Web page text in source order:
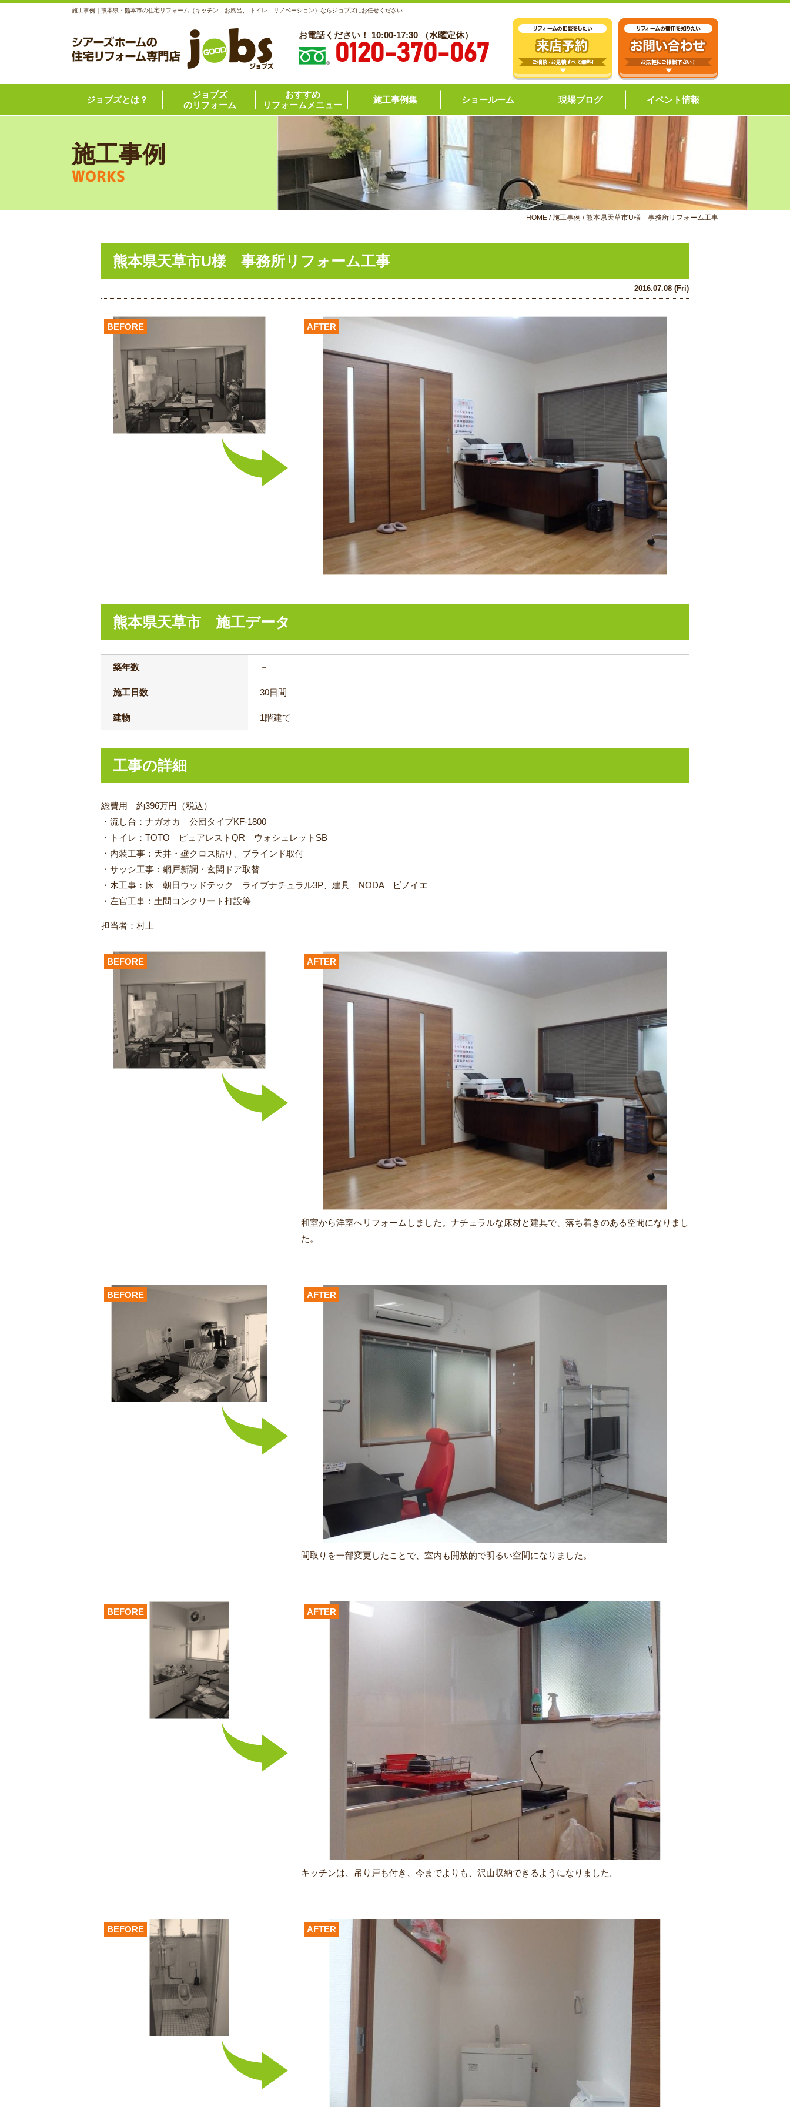
施工事例｜熊本県・熊本市の住宅リフォーム（キッチン、お風呂、 トイレ、リノベーション）ならジョブズにお任せください
お電話ください！ 10:00-17:30 （水曜定休）
0120-370-067
ジョブズとは？
ジョブズ
のリフォーム
おすすめ
リフォームメニュー
施工事例集 ショールーム 現場ブログ イベント情報
施工事例
WORKS
HOME /施工事例 /熊本県天草市U様 事務所リフォーム工事
熊本県天草市U様 事務所リフォーム工事
2016.07.08 (Fri)
AFTER
BEFORE
熊本県天草市 施工データ
築年数 －
施工日数 30日間
建物 1階建て
工事の詳細
総費用 約396万円（税込）
・流し台：ナガオカ 公団タイプKF-1800
・トイレ：TOTO ピュアレストQR ウォシュレットSB
・内装工事：天井・壁クロス貼り、ブラインド取付
・サッシ工事：網戸新調・玄関ドア取替
・木工事：床 朝日ウッドテック ライブナチュラル3P、建具 NODA ビノイエ
・左官工事：土間コンクリート打設等
担当者：村上
AFTER
和室から洋室へリフォームしました。ナチュラルな床材と建具で、落ち着きのある空間になりまし
た。
BEFORE
AFTER
間取りを一部変更したことで、室内も開放的で明るい空間になりました。
BEFORE
AFTER
キッチンは、吊り戸も付き、今までよりも、沢山収納できるようになりました。
BEFORE
AFTER
BEFORE